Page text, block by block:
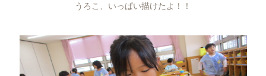
うろこ、いっぱい描けたよ！！